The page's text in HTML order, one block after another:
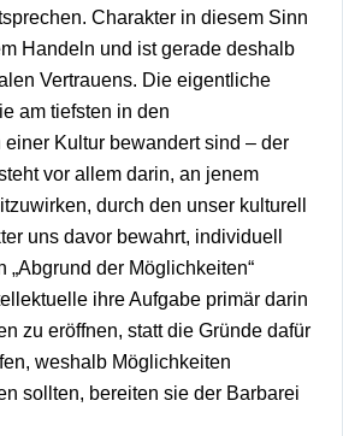
Charakter in diesem Sinn
Handeln und ist gerade deshalb
Vertrauens. Die eigentliche
am tiefsten in den
Kultur bewandert sind – der
vor allem darin, an jenem
durch den unser kulturell
uns davor bewahrt, individuell
„Abgrund der Möglichkeiten“
ihre Aufgabe primär darin
zu eröffnen, statt die Gründe dafür
weshalb Möglichkeiten
sollten, bereiten sie der Barbarei